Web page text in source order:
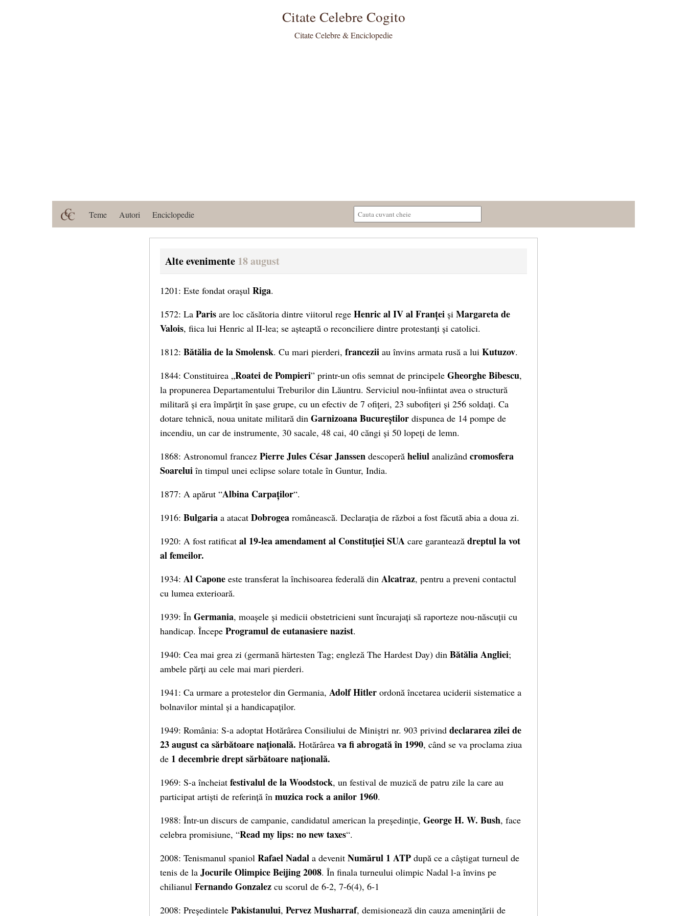
Citate Celebre Cogito
Citate Celebre & Enciclopedie
Teme Autori Enciclopedie
Alte evenimente 18 august
1201: Este fondat orașul Riga.
1572: La Paris are loc căsătoria dintre viitorul rege Henric al IV al Franței și Margareta de
Valois, fiica lui Henric al II-lea; se așteaptă o reconciliere dintre protestanți și catolici.
1812: Bătălia de la Smolensk. Cu mari pierderi, francezii au învins armata rusă a lui Kutuzov.
1844: Constituirea „Roatei de Pompieri” printr-un ofis semnat de principele Gheorghe Bibescu,
la propunerea Departamentului Treburilor din Lăuntru. Serviciul nou-înfiintat avea o structură
militară și era împărțit în șase grupe, cu un efectiv de 7 ofițeri, 23 subofițeri și 256 soldați. Ca
dotare tehnică, noua unitate militară din Garnizoana Bucureștilor dispunea de 14 pompe de
incendiu, un car de instrumente, 30 sacale, 48 cai, 40 căngi și 50 lopeți de lemn.
1868: Astronomul francez Pierre Jules César Janssen descoperă heliul analizând cromosfera
Soarelui în timpul unei eclipse solare totale în Guntur, India.
1877: A apărut “Albina Carpaților“.
1916: Bulgaria a atacat Dobrogea românească. Declarația de război a fost făcută abia a doua zi.
1920: A fost ratificat al 19-lea amendament al Constituției SUA care garantează dreptul la vot
al femeilor.
1934: Al Capone este transferat la închisoarea federală din Alcatraz, pentru a preveni contactul
cu lumea exterioară.
1939: În Germania, moașele și medicii obstetricieni sunt încurajați să raporteze nou-născuții cu
handicap. Începe Programul de eutanasiere nazist.
1940: Cea mai grea zi (germană härtesten Tag; engleză The Hardest Day) din Bătălia Angliei;
ambele părți au cele mai mari pierderi.
1941: Ca urmare a protestelor din Germania, Adolf Hitler ordonă încetarea uciderii sistematice a
bolnavilor mintal și a handicapaților.
1949: România: S-a adoptat Hotărârea Consiliului de Miniștri nr. 903 privind declararea zilei de
23 august ca sărbătoare națională. Hotărârea va fi abrogată în 1990, când se va proclama ziua
de 1 decembrie drept sărbătoare națională.
1969: S-a încheiat festivalul de la Woodstock, un festival de muzică de patru zile la care au
participat artiști de referință în muzica rock a anilor 1960.
1988: Într-un discurs de campanie, candidatul american la președinție, George H. W. Bush, face
celebra promisiune, “Read my lips: no new taxes“.
2008: Tenismanul spaniol Rafael Nadal a devenit Numărul 1 ATP după ce a câștigat turneul de
tenis de la Jocurile Olimpice Beijing 2008. În finala turneului olimpic Nadal l-a învins pe
chilianul FernandoGonzalez cu scorul de 6-2, 7-6(4), 6-1
2008: Președintele Pakistanului, Pervez Musharraf, demisionează din cauza amenințării de